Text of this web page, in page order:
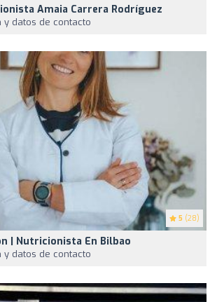
Amaia Carrera Rodríguez
y datos de contacto
5 (28)
| Nutricionista En Bilbao
y datos de contacto